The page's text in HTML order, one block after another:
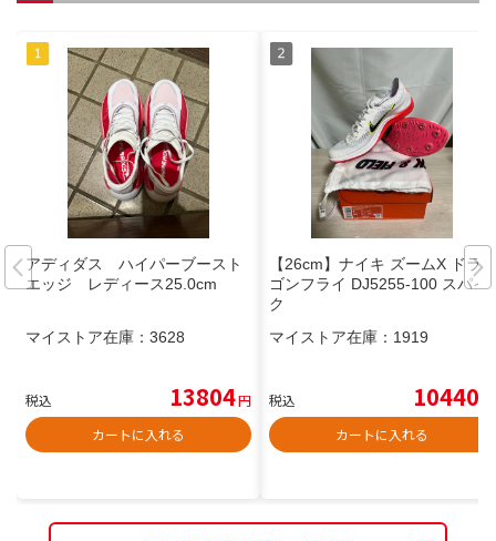
アディダス ハイパーブースト
エッジ レディース25.0cm
マイストア在庫： 3628
税込 13804円
カートに入れる
【26cm】ナイキ ズームX ドラ
ゴンフライ DJ5255-100 スパイ
ク
マイストア在庫： 1919
税込 10440
カートに入れる